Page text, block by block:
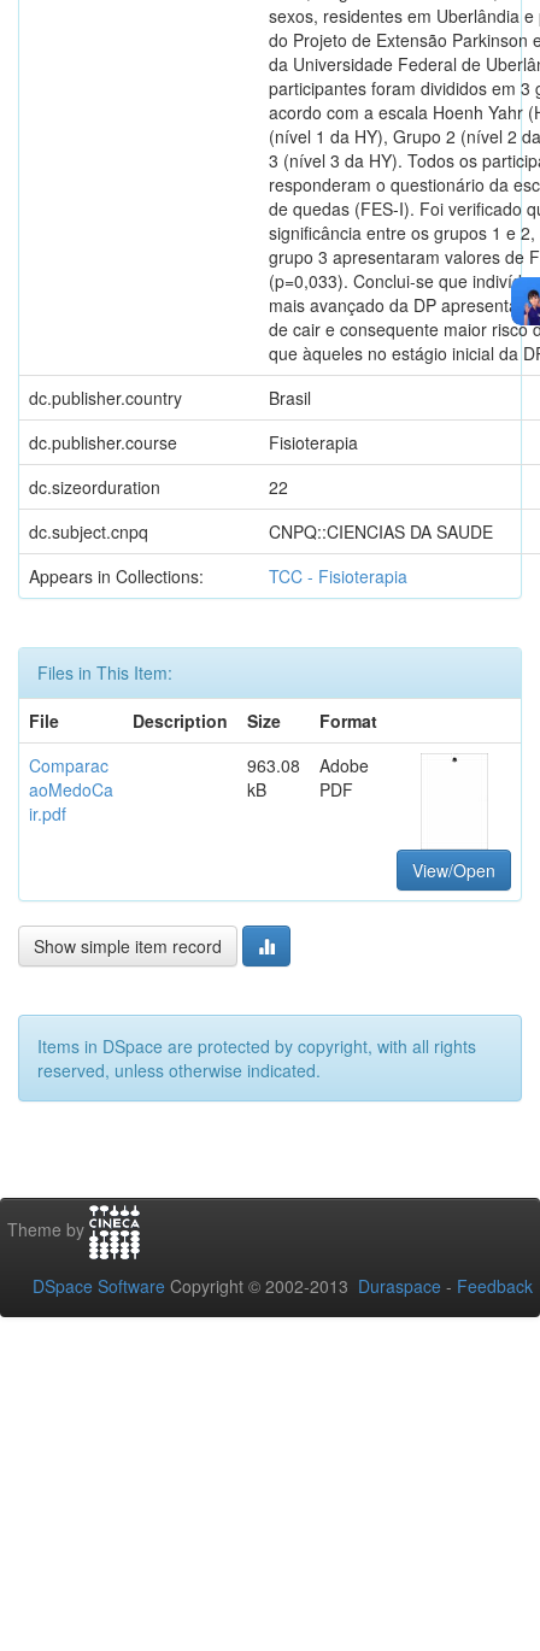
sexos, residentes em Uberlândia
do Projeto de Extensão Parkinson
da Universidade Federal de
participantes foram divididos em 3
acordo com a escala Hoenh Yahr
(nível 1 da HY), Grupo 2 (nível 2
3 (nível 3 da HY). Todos os
responderam o questionário da
de quedas (FES-I). Foi verificado
significância entre os grupos 1 e
grupo 3 apresentaram valores de
(p=0,033). Conclui-se que
mais avançado da DP apresentam
de cair e consequente maior risco
que àqueles no estágio inicial da
dc.publisher.country
Brasil
dc.publisher.course
Fisioterapia
dc.sizeorduration
22
dc.subject.cnpq
CNPQ::CIENCIAS DA SAUDE
Appears in Collections:
TCC - Fisioterapia
Files in This Item:
File
Description Size
Format
Comparac
aoMedoCa
ir.pdf
963.08
kB
Adobe
PDF
View/Open
Show simple item record
Items in DSpace are protected by copyright, with all rights
reserved, unless otherwise indicated.
Theme by
DSpace Software Copyright © 2002-2013 Duraspace - Feedback